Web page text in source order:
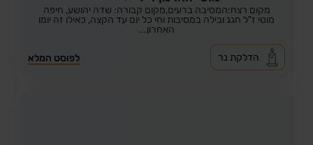
מקום רצח:המסיבה ברעים,מקום קבורה: שדה יהושע, חיפה
מוטי ז"ל חגג ובילה במסיבות וחי כל יום עד הקצה, כאילו זה יומו
האחרון...
לפוסט המלא הדלקת נר